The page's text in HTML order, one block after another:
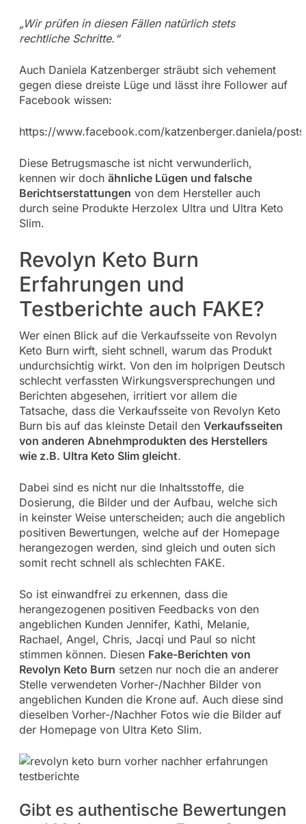
„Wir prüfen in diesen Fällen natürlich stets
rechtliche Schritte.“
Auch Daniela Katzenberger sträubt sich vehement
gegen diese dreiste Lüge und lässt ihre Follower auf
Facebook wissen:
https://www.facebook.com/katzenberger.daniela/
Diese Betrugsmasche ist nicht verwunderlich,
kennen wir doch ähnliche Lügen und falsche
Berichtserstattungen von dem Hersteller auch
durch seine Produkte Herzolex Ultra und Ultra Keto
Slim.
Revolyn Keto Burn
Erfahrungen und
Testberichte auch FAKE?
Wer einen Blick auf die Verkaufsseite von Revolyn
Keto Burn wirft, sieht schnell, warum das Produkt
undurchsichtig wirkt. Von den im holprigen Deutsch
schlecht verfassten Wirkungsversprechungen und
Berichten abgesehen, irritiert vor allem die
Tatsache, dass die Verkaufsseite von Revolyn Keto
Burn bis auf das kleinste Detail den Verkaufsseiten
von anderen Abnehmprodukten des Herstellers
wie z.B. Ultra Keto Slim gleicht.
Dabei sind es nicht nur die Inhaltsstoffe, die
Dosierung, die Bilder und der Aufbau, welche sich
in keinster Weise unterscheiden; auch die angeblich
positiven Bewertungen, welche auf der Homepage
herangezogen werden, sind gleich und outen sich
somit recht schnell als schlechten FAKE.
So ist einwandfrei zu erkennen, dass die
herangezogenen positiven Feedbacks von den
angeblichen Kunden Jennifer, Kathi, Melanie,
Rachael, Angel, Chris, Jacqi und Paul so nicht
stimmen können. Diesen Fake-Berichten von
Revolyn Keto Burn setzen nur noch die an anderer
Stelle verwendeten Vorher-/Nachher Bilder von
angeblichen Kunden die Krone auf. Auch diese sind
dieselben Vorher-/Nachher Fotos wie die Bilder auf
der Homepage von Ultra Keto Slim.
Gibt es authentische Bewertungen